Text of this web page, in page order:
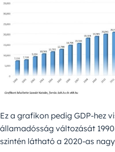
Ez a grafikon pedig GDP-hez
államadósság változását
szintén látható a 2020-as